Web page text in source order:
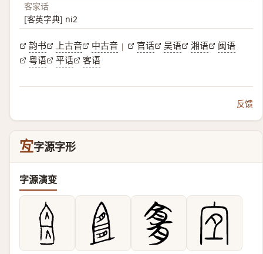
客家话
[客英字典] ni2
韵书 上古音 中古音 | 官话 吴语 湘语
闽语
粤语
平话 客语
反馈
宐字源字形
字源演变